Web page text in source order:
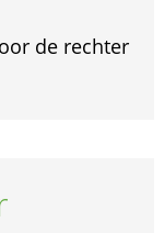
de rechter